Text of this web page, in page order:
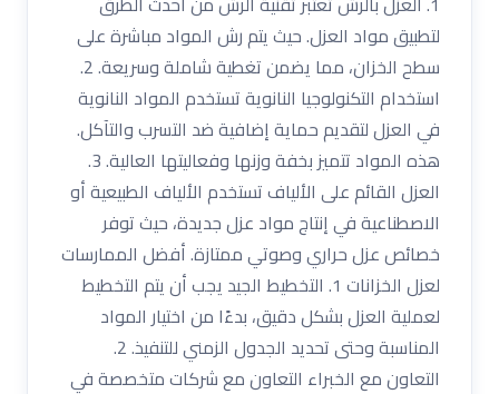
لتطبيق مواد العزل. حيث يتم رش المواد مباشرة على
سطح الخزان، مما يضمن تغطية شاملة وسريعة. 2.
استخدام التكنولوجيا النانوية تستخدم المواد النانوية
في العزل لتقديم حماية إضافية ضد التسرب والتآكل.
هذه المواد تتميز بخفة وزنها وفعاليتها العالية. 3.
العزل القائم على الألياف تستخدم الألياف الطبيعية أو
الاصطناعية في إنتاج مواد عزل جديدة، حيث توفر
خصائص عزل حراري وصوتي ممتازة. أفضل الممارسات
لعزل الخزانات 1. التخطيط الجيد يجب أن يتم التخطيط
لعملية العزل بشكل دقيق، بدءًا من اختيار المواد
المناسبة وحتى تحديد الجدول الزمني للتنفيذ. 2.
التعاون مع الخبراء التعاون مع شركات متخصصة في